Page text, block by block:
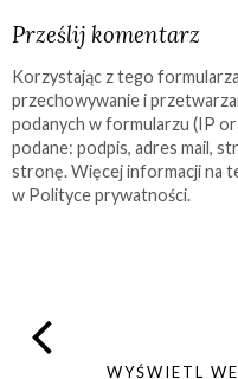
Prześlij komentarz
Korzystając z tego
przechowywanie i
podanych w formularzu (IP
podane: podpis, adres mail,
stronę. Więcej informacji na
w Polityce prywatności.
WYŚWIETL